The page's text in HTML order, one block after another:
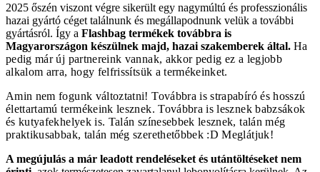
2025 őszén viszont végre sikerült egy nagymúltú és professzionális
hazai gyártó céget találnunk és megállapodnunk velük a további
gyártásról. Így a Flashbag termékek továbbra is
Magyarországon készülnek majd, hazai szakemberek által. Ha
pedig már új partnereink vannak, akkor pedig ez a legjobb
alkalom arra, hogy felfrissítsük a termékeinket.
Amin nem fogunk változtatni! Továbbra is strapabíró és hosszú
élettartamú termékeink lesznek. Továbbra is lesznek babzsákok
és kutyafekhelyek is. Talán színesebbek lesznek, talán még
praktikusabbak, talán még szerethetőbbek :D Meglátjuk!
A megújulás a már leadott rendeléseket és utántöltéseket nem